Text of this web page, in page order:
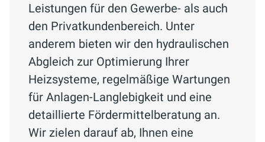
Leistungen für den Gewerbe- als auch
den Privatkundenbereich. Unter
anderem bieten wir den hydraulischen
Abgleich zur Optimierung Ihrer
Heizsysteme, regelmäßige Wartungen
für Anlagen-Langlebigkeit und eine
detaillierte Fördermittelberatung an.
Wir zielen darauf ab, Ihnen eine